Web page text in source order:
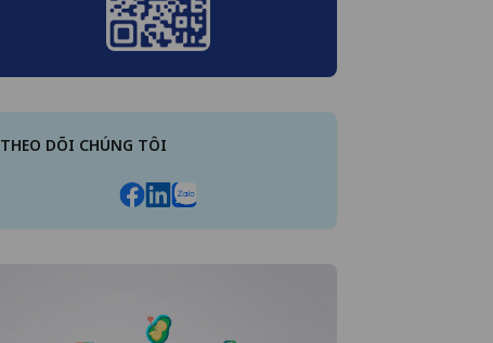
THEO DÕI CHÚNG TÔI